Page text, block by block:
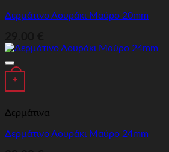
Δερμάτινο Λουράκι Μαύρο 20mm
+
Δερμάτινα
Δερμάτινο Λουράκι Μαύρο 24mm